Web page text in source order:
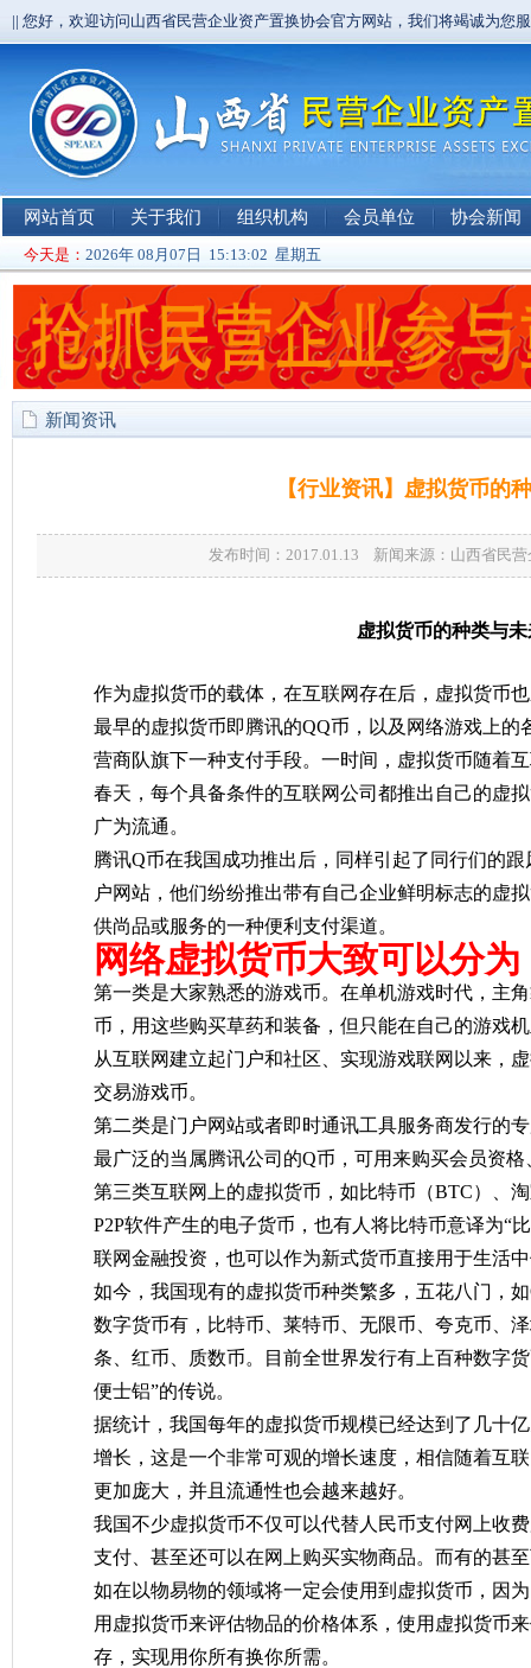
|| 您好，欢迎访问山西省民营企业资产置换协会官方网站，我们将竭诚为您
网站首页 关于我们 组织机构 会员单位 协会新闻
今天是： 2026年 08月07日 15:13:02 星期五
新闻资讯
【行业资讯】虚拟货币的
发布时间：2017.01.13 新闻来源：山西省民
虚拟货币的种类与
作为虚拟货币的载体，在互联网存在后，虚拟货币
最早的虚拟货币即腾讯的QQ币，以及网络游戏上
营商队旗下一种支付手段。 一时间，虚拟货币随着
春天，每个具备条件的互联网公司都推出自己的虚
广为流通。
腾讯Q币在我国成功推出后，同样引起了同行们的
户网站，他们纷纷推出带有自己企业鲜明标志的虚
供尚品或服务的一种便利支付渠道。
网络虚拟货币大致可以分为
第一类是大家熟悉的游戏币。 在单机游戏时代，主
币，用这些购买草药和装备，但只能在自己的游戏
从互联网建立起门户和社区、实现游戏联网以来，
交易游戏币。
第二类是门户网站或者即时通讯工具服务商发行的
最广泛的当属腾讯公司的Q币，可用来购买会员资
第三类互联网上的虚拟货币，如比特币（BTC）、
P2P软件产生的电子货币，也有人将比特币意译为“
联网金融投资，也可以作为新式货币直接用于生活
如今，我国现有的虚拟货币种类繁多，五花八门，
数字货币有，比特币、莱特币、无限币、夸克币、
条、红币、质数币。目前全世界发行有上百种数字
便士铝”的传说。
据统计，我国每年的虚拟货币规模已经达到了几十
增长，这是一个非常可观的增长速度，相信随着互
更加庞大，并且流通性也会越来越好。
我国不少虚拟货币不仅可以代替人民币支付网上收
支付、甚至还可以在网上购买实物商品。而有的甚
如在以物易物的领域将一定会使用到虚拟货币，因
用虚拟货币来评估物品的价格体系，使用虚拟货币
存，实现用你所有换你所需。